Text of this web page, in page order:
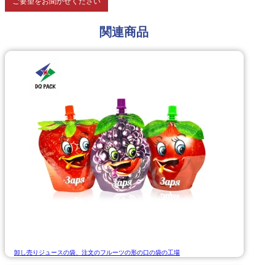
関連商品
卸し売りジュースの袋、注文のフルーツの形の口の袋の工場